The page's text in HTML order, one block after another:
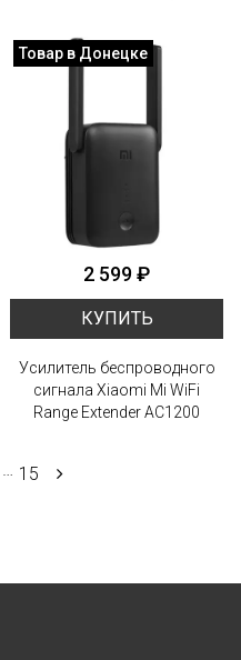
Товар в Донецке
2 599 ₽
КУПИТЬ
Усилитель беспроводного
сигнала Xiaomi Mi WiFi
Range Extender AC1200
15